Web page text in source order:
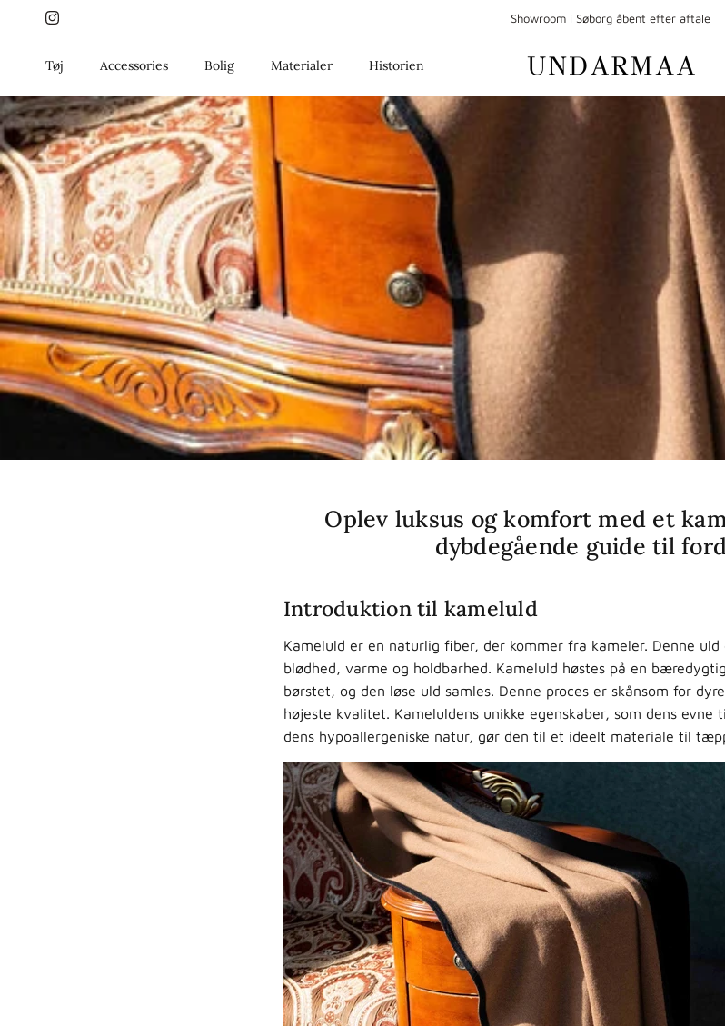
Gå til indhold
Instagram Showroom i Søborg åbent efter aftale
Tøj Accessories Bolig Materialer Historien
Oplev luksus og komfort med et
dybdegående guide til
Introduktion til kameluld
Kameluld er en naturlig fiber, der kommer fra kameler. Denne
blødhed, varme og holdbarhed. Kameluld høstes på en
børstet, og den løse uld samles. Denne proces er skånsom for
højeste kvalitet. Kameluldens unikke egenskaber, som dens
dens hypoallergeniske natur, gør den til et ideelt materiale til